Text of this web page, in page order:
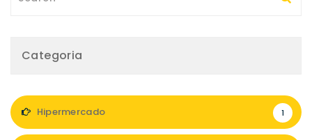
Categoria
Hipermercado 1